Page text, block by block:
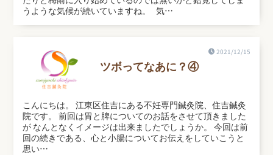
うような気候が続いていますね。 気…
2021/12/15
ツボってなあに？④
こんにちは。 江東区住吉にある不妊専門鍼灸院、住吉鍼灸
院です。 前回は胃と脾についてのお話をさせて頂きました
が なんとなくイメージは出来ましたでしょうか。 今回は前
回の続きである、心と小腸についてお伝えをしていこうと
思い…